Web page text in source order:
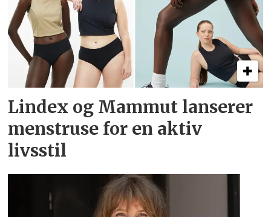
Lindex og Mammut lanserer
menstruse for en aktiv
livsstil